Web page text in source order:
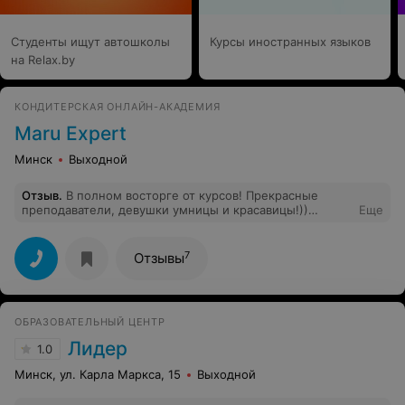
Студенты ищут автошколы
на Relax.by
Курсы иностранных языков
КОНДИТЕРСКАЯ ОНЛАЙН-АКАДЕМИЯ
Maru Expert
Минск Выходной
Отзыв. В полном восторге от курсов! Прекрасные
преподаватели, девушки умницы и красавицы!))
грамотно организовано. Спасибо большое за ваш труд!
P.S. снова записалась ещё на один курс)))
Еще
Отзывы7
ОБРАЗОВАТЕЛЬНЫЙ ЦЕНТР
1.0 Лидер
Минск, ул. Карла Маркса, 15 Выходной